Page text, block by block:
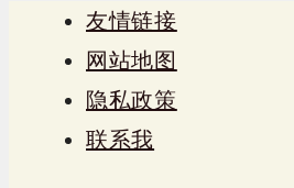
友情链接
网站地图
隐私政策
联系我